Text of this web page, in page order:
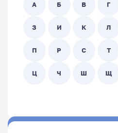
А Б В Г
З И К Л
П Р С Т
Ц Ч Ш Щ